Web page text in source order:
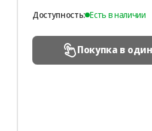
Доступность: Есть в наличии
Покупка в